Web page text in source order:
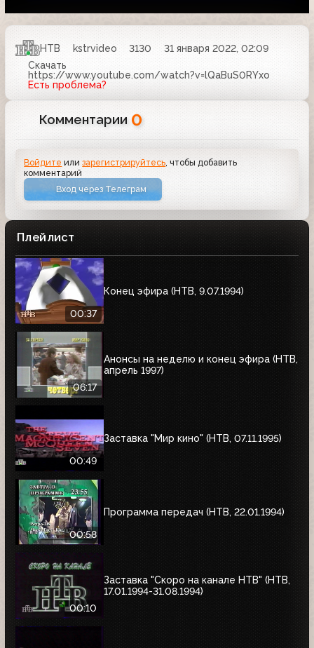
НТВ kstrvideo 3130
31 января 2022, 02:09
Скачать
https://www.youtube.com/watch?v=lQaBuS0RYxo
Есть проблема?
Комментарии 0
Войдите илизарегистрируйтесь, чтобы добавить
комментарий
Вход через Телеграм
Плейлист
00:37
Конец эфира (HTB, 9.07.1994)
06:17
Анонсы на неделю и конец эфира (НТВ,
апрель 1997)
00:49
Заставка "Мир кино" (НТВ, 07.11.1995)
00:58
Программа передач (НТВ, 22.01.1994)
00:10
Заставка "Скоро на канале НТВ" (НТВ,
17.01.1994-31.08.1994)